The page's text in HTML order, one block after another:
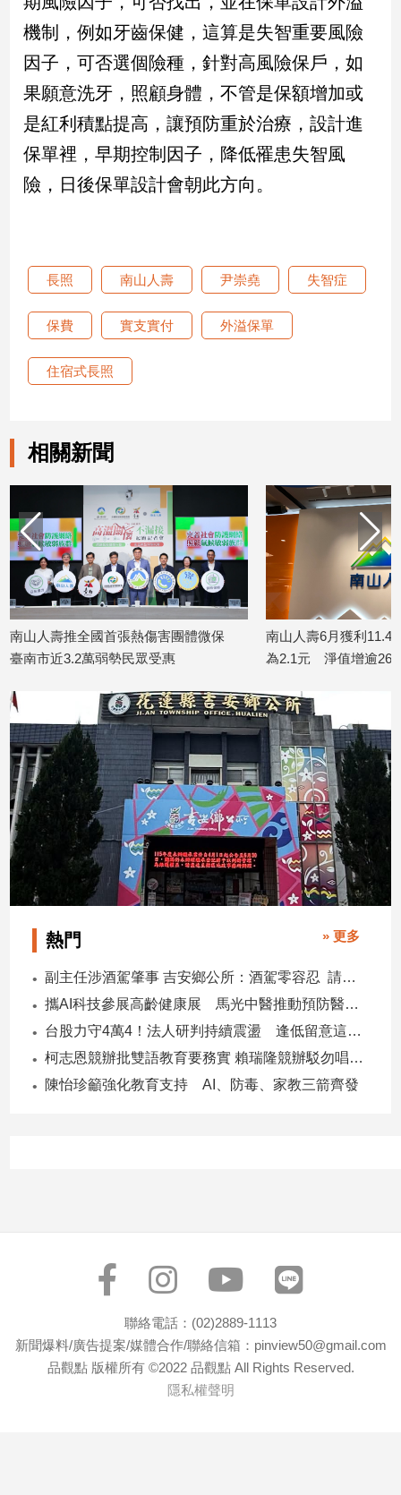
機制，例如牙齒保健，這算是失智重要風險
因子，可否選個險種，針對高風險保戶，如
果願意洗牙，照顧身體，不管是保額增加或
是紅利積點提高，讓預防重於治療，設計進
保單裡，早期控制因子，降低罹患失智風
險，日後保單設計會朝此方向。
長照 南山人壽 尹崇堯 失智症
保費 實支實付 外溢保單
住宿式長照
相關新聞
南山人壽推全國首張熱傷害團體微保
臺南市近3.2萬弱勢民眾受惠
南山人壽6月獲利
為2.1元 淨值增逾
熱門 » 更多
副主任涉酒駕肇事 吉安鄉公所：酒駕零容忍 請辭獲准
攜AI科技參展高齡健康展 馬光中醫推動預防醫學迎接長壽新經濟
台股力守4萬4！法人研判持續震盪 逢低留意這些族群
柯志恩競辦批雙語教育要務實 賴瑞隆競辦駁勿唱衰高雄
陳怡珍籲強化教育支持 AI、防毒、家教三箭齊發
聯絡電話：(02)2889-1113
新聞爆料/廣告提案/媒體合作/聯絡信箱：pinview50@gmail.com
品觀點 版權所有 ©2022 品觀點 All Rights Reserved.
隱私權聲明